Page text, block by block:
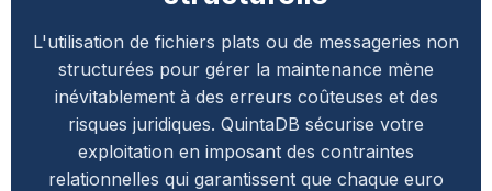
L'utilisation de fichiers plats ou de messageries non
structurées pour gérer la maintenance mène
inévitablement à des erreurs coûteuses et des
risques juridiques. QuintaDB sécurise votre
exploitation en imposant des contraintes
relationnelles qui garantissent que chaque euro